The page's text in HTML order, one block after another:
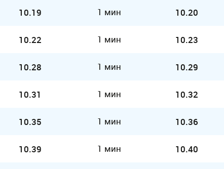
10.19 1 мин 10.20
10.22 1 мин 10.23
10.28 1 мин 10.29
10.31 1 мин 10.32
10.35 1 мин 10.36
10.39 1 мин 10.40